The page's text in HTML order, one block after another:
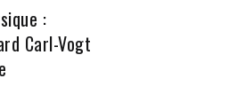
:
Carl-Vogt